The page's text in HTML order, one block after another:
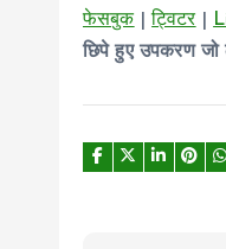
फेसबुक|ट्विटर|
छिपे हुए उपकरण जो